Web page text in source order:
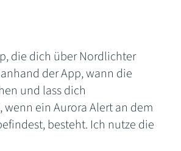
die dich über Nordlichter
der App, wann die
und lass dich
ein Aurora Alert an dem
besteht. Ich nutze die